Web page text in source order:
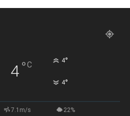
4°C 4°
4°
7.1m/s 22%